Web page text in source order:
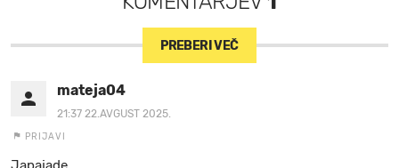
PREBERI VEČ
mateja04
21:37 22.AVGUST 2025.
PRIJAVI